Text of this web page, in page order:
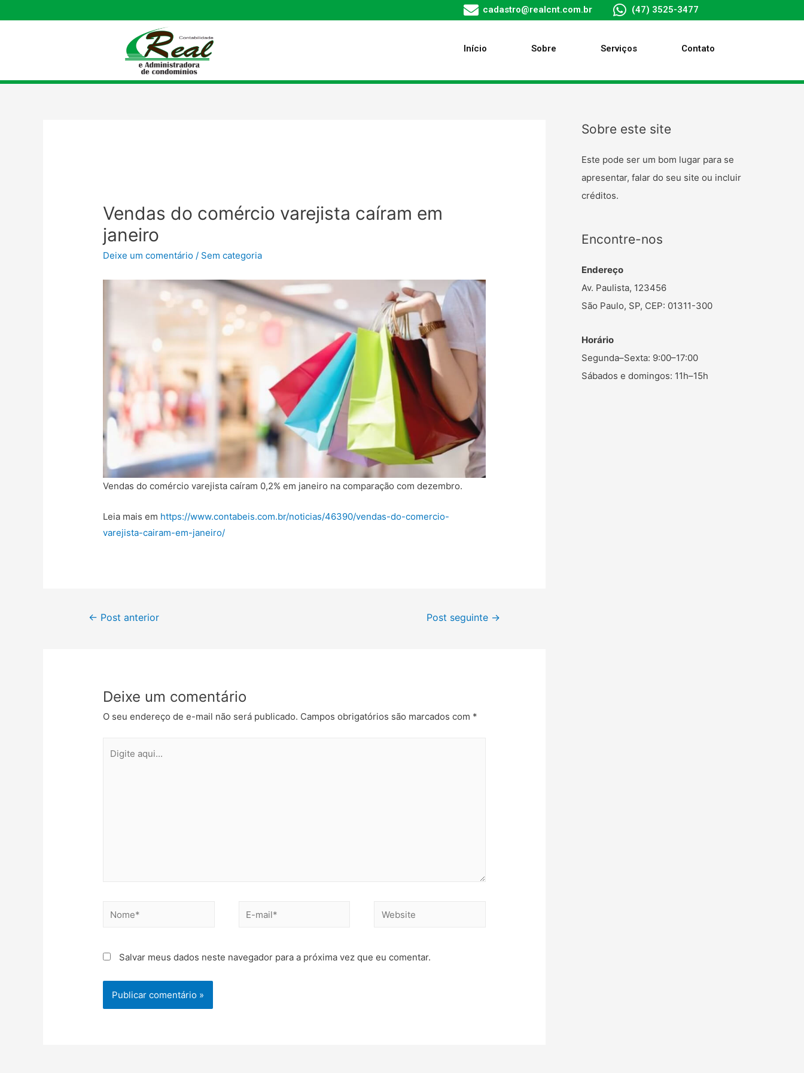
cadastro@realcnt.com.br (47) 3525-3477
Início Sobre Serviços Contato
Vendas do comércio varejista caíram em
janeiro
Deixe um comentário / Sem categoria
Vendas do comércio varejista caíram 0,2% em janeiro na comparação com dezembro.
Leia mais em https://www.contabeis.com.br/noticias/46390/vendas-do-comercio-
varejista-cairam-em-janeiro/
← Post anterior Post seguinte →
Deixe um comentário
O seu endereço de e-mail não será publicado. Campos obrigatórios são marcados com *
Salvar meus dados neste navegador para a próxima vez que eu comentar.
Sobre este site
Este pode ser um bom lugar para se
apresentar, falar do seu site ou incluir
créditos.
Encontre-nos
Endereço
Av. Paulista, 123456
São Paulo, SP, CEP: 01311-300
Horário
Segunda–Sexta: 9:00–17:00
Sábados e domingos: 11h–15h